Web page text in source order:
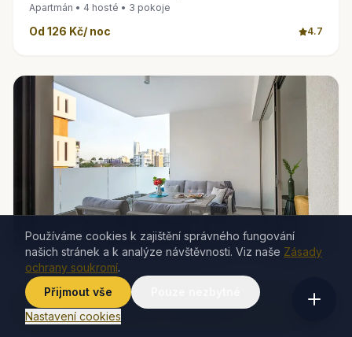
Apartmán • 4 hosté • 3 pokoje
Od 126 Kč/ noc 4.7
302 Mulberry Court - Útulný byt s velkou terasou
132 Kč/ noc
Rezervujte nyní – nejlepší cena
Používáme cookies k zajištění správného fungování
našich stránek a k analýze návštěvnosti. Viz naše Zásady
ochrany soukromí.
Přijmout vše
Nastavení cookies